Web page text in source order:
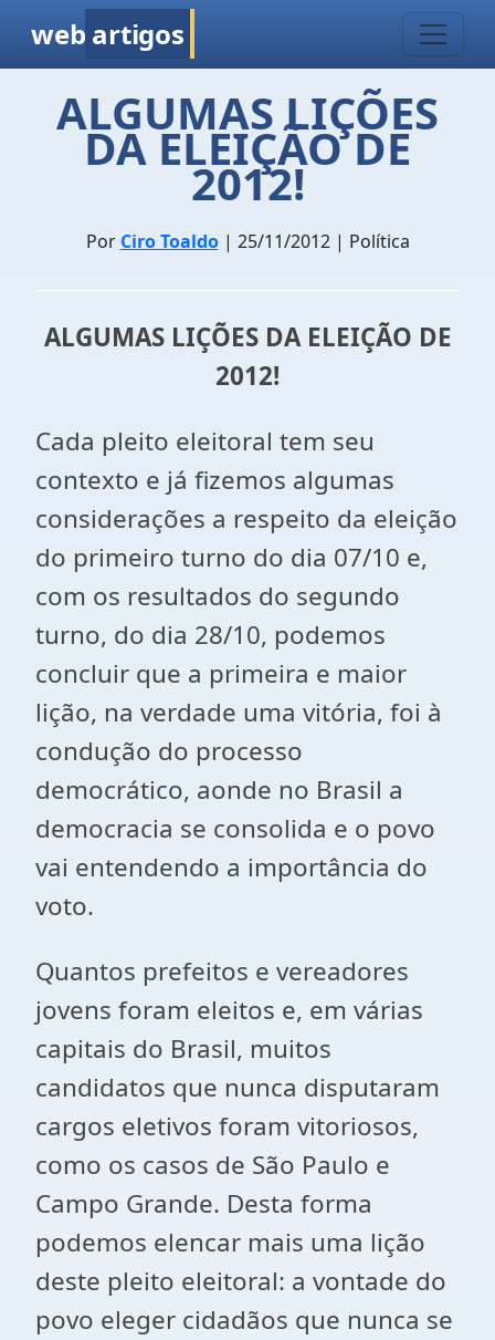
web artigos
ALGUMAS LIÇÕES
DA ELEIÇÃO DE
2012!
Por Ciro Toaldo| 25/11/2012 | Política
ALGUMAS LIÇÕES DA ELEIÇÃO DE
2012!
Cada pleito eleitoral tem seu
contexto e já fizemos algumas
considerações a respeito da eleição
do primeiro turno do dia 07/10 e,
com os resultados do segundo
turno, do dia 28/10, podemos
concluir que a primeira e maior
lição, na verdade uma vitória, foi à
condução do processo
democrático, aonde no Brasil a
democracia se consolida e o povo
vai entendendo a importância do
voto.
Quantos prefeitos e vereadores
jovens foram eleitos e, em várias
capitais do Brasil, muitos
candidatos que nunca disputaram
cargos eletivos foram vitoriosos,
como os casos de São Paulo e
Campo Grande. Desta forma
podemos elencar mais uma lição
deste pleito eleitoral: a vontade do
povo eleger cidadãos que nunca se